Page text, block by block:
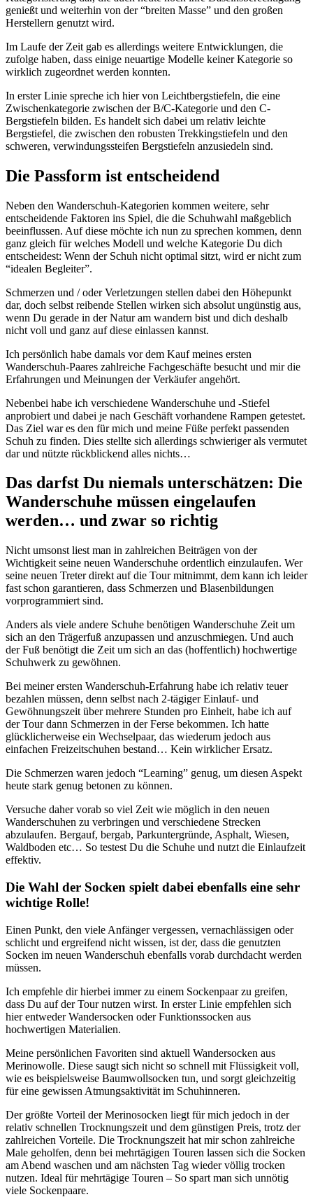
genießt und weiterhin von der “breiten Masse” und den großen
Herstellern genutzt wird.
Im Laufe der Zeit gab es allerdings weitere Entwicklungen, die
zufolge haben, dass einige neuartige Modelle keiner Kategorie so
wirklich zugeordnet werden konnten.
In erster Linie spreche ich hier von Leichtbergstiefeln, die eine
Zwischenkategorie zwischen der B/C-Kategorie und den C-
Bergstiefeln bilden. Es handelt sich dabei um relativ leichte
Bergstiefel, die zwischen den robusten Trekkingstiefeln und den
schweren, verwindungssteifen Bergstiefeln anzusiedeln sind.
Die Passform ist entscheidend
Neben den Wanderschuh-Kategorien kommen weitere, sehr
entscheidende Faktoren ins Spiel, die die Schuhwahl maßgeblich
beeinflussen. Auf diese möchte ich nun zu sprechen kommen, denn
ganz gleich für welches Modell und welche Kategorie Du dich
entscheidest: Wenn der Schuh nicht optimal sitzt, wird er nicht zum
“idealen Begleiter”.
Schmerzen und / oder Verletzungen stellen dabei den Höhepunkt
dar, doch selbst reibende Stellen wirken sich absolut ungünstig aus,
wenn Du gerade in der Natur am wandern bist und dich deshalb
nicht voll und ganz auf diese einlassen kannst.
Ich persönlich habe damals vor dem Kauf meines ersten
Wanderschuh-Paares zahlreiche Fachgeschäfte besucht und mir die
Erfahrungen und Meinungen der Verkäufer angehört.
Nebenbei habe ich verschiedene Wanderschuhe und -Stiefel
anprobiert und dabei je nach Geschäft vorhandene Rampen getestet.
Das Ziel war es den für mich und meine Füße perfekt passenden
Schuh zu finden. Dies stellte sich allerdings schwieriger als vermutet
dar und nützte rückblickend alles nichts…
Das darfst Du niemals unterschätzen: Die
Wanderschuhe müssen eingelaufen
werden… und zwar so richtig
Nicht umsonst liest man in zahlreichen Beiträgen von der
Wichtigkeit seine neuen Wanderschuhe ordentlich einzulaufen. Wer
seine neuen Treter direkt auf die Tour mitnimmt, dem kann ich leider
fast schon garantieren, dass Schmerzen und Blasenbildungen
vorprogrammiert sind.
Anders als viele andere Schuhe benötigen Wanderschuhe Zeit um
sich an den Trägerfuß anzupassen und anzuschmiegen. Und auch
der Fuß benötigt die Zeit um sich an das (hoffentlich) hochwertige
Schuhwerk zu gewöhnen.
Bei meiner ersten Wanderschuh-Erfahrung habe ich relativ teuer
bezahlen müssen, denn selbst nach 2-tägiger Einlauf- und
Gewöhnungszeit über mehrere Stunden pro Einheit, habe ich auf
der Tour dann Schmerzen in der Ferse bekommen. Ich hatte
glücklicherweise ein Wechselpaar, das wiederum jedoch aus
einfachen Freizeitschuhen bestand… Kein wirklicher Ersatz.
Die Schmerzen waren jedoch “Learning” genug, um diesen Aspekt
heute stark genug betonen zu können.
Versuche daher vorab so viel Zeit wie möglich in den neuen
Wanderschuhen zu verbringen und verschiedene Strecken
abzulaufen. Bergauf, bergab, Parkuntergründe, Asphalt, Wiesen,
Waldboden etc… So testest Du die Schuhe und nutzt die Einlaufzeit
effektiv.
Die Wahl der Socken spielt dabei ebenfalls eine sehr
wichtige Rolle!
Einen Punkt, den viele Anfänger vergessen, vernachlässigen oder
schlicht und ergreifend nicht wissen, ist der, dass die genutzten
Socken im neuen Wanderschuh ebenfalls vorab durchdacht werden
müssen.
Ich empfehle dir hierbei immer zu einem Sockenpaar zu greifen,
dass Du auf der Tour nutzen wirst. In erster Linie empfehlen sich
hier entweder Wandersocken oder Funktionssocken aus
hochwertigen Materialien.
Meine persönlichen Favoriten sind aktuell Wandersocken aus
Merinowolle. Diese saugt sich nicht so schnell mit Flüssigkeit voll,
wie es beispielsweise Baumwollsocken tun, und sorgt gleichzeitig
für eine gewissen Atmungsaktivität im Schuhinneren.
Der größte Vorteil der Merinosocken liegt für mich jedoch in der
relativ schnellen Trocknungszeit und dem günstigen Preis, trotz der
zahlreichen Vorteile. Die Trocknungszeit hat mir schon zahlreiche
Male geholfen, denn bei mehrtägigen Touren lassen sich die Socken
am Abend waschen und am nächsten Tag wieder völlig trocken
nutzen. Ideal für mehrtägige Touren – So spart man sich unnötig
viele Sockenpaare.